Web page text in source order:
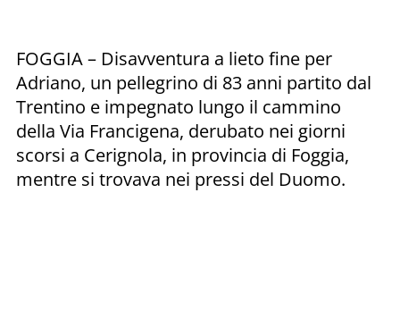
FOGGIA – Disavventura a lieto fine per
Adriano, un pellegrino di 83 anni partito dal
Trentino e impegnato lungo il cammino
della Via Francigena, derubato nei giorni
scorsi a Cerignola, in provincia di Foggia,
mentre si trovava nei pressi del Duomo.